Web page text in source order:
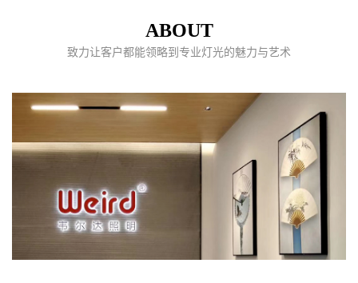
ABOUT
致力让客户都能领略到专业灯光的魅力与艺术